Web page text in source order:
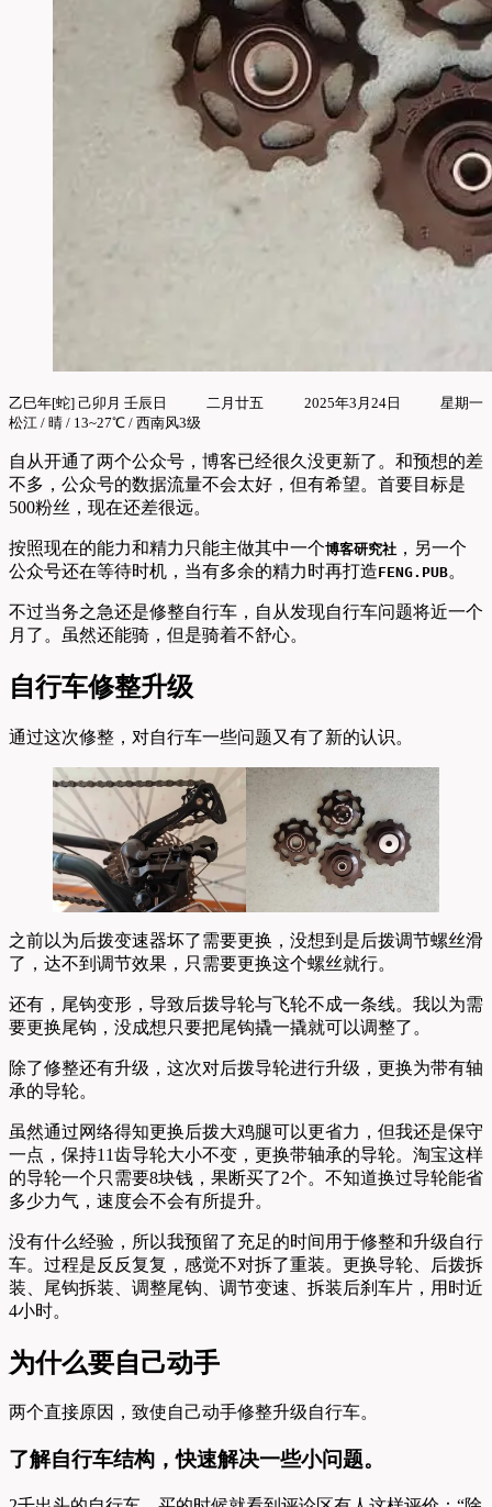
乙巳年[蛇] 己卯月 壬辰日 二月廿五 2025年3月24日
星期一
松江 / 晴 / 13~27℃ / 西南风3级
自从开通了两个公众号，博客已经很久没更新了。和预想的差
不多，公众号的数据流量不会太好，但有希望。首要目标是
500粉丝，现在还差很远。
按照现在的能力和精力只能主做其中一个博客研究社 ，另一个
公众号还在等待时机，当有多余的精力时再打造FENG.PUB。
不过当务之急还是修整自行车，自从发现自行车问题将近一个
月了。虽然还能骑，但是骑着不舒心。
自行车修整升级
通过这次修整，对自行车一些问题又有了新的认识。
之前以为后拨变速器坏了需要更换，没想到是后拨调节螺丝滑
了，达不到调节效果，只需要更换这个螺丝就行。
还有，尾钩变形，导致后拨导轮与飞轮不成一条线。我以为需
要更换尾钩，没成想只要把尾钩撬一撬就可以调整了。
除了修整还有升级，这次对后拨导轮进行升级，更换为带有轴
承的导轮。
虽然通过网络得知更换后拨大鸡腿可以更省力，但我还是保守
一点，保持11齿导轮大小不变，更换带轴承的导轮。淘宝这样
的导轮一个只需要8块钱，果断买了2个。不知道换过导轮能省
多少力气，速度会不会有所提升。
没有什么经验，所以我预留了充足的时间用于修整和升级自行
车。过程是反反复复，感觉不对拆了重装。更换导轮、后拨拆
装、尾钩拆装、调整尾钩、调节变速、拆装后刹车片，用时近
4小时。
为什么要自己动手
两个直接原因，致使自己动手修整升级自行车。
了解自行车结构，快速解决一些小问题。